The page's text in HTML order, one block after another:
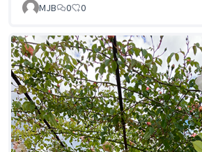
MJB
0 0